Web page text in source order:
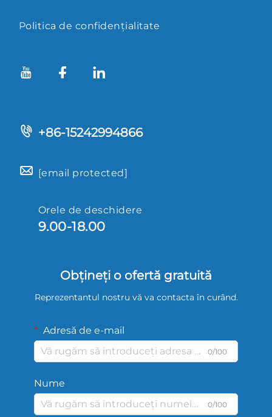
Politica de confidențialitate
+86-15242994866
[email protected]
Orele de deschidere
9.00-18.00
Obțineți o ofertă gratuită
Reprezentantul nostru vă va contacta în curând.
Adresă de e-mail
0/100
Nume
0/100